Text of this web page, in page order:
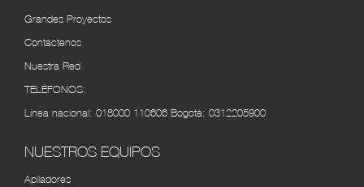
Cra. 7 No. 10 - 52 Autopista internacional, Barrio -
VEHICAFÉ S.A.S PEREIRA
Av. 30 de Agosto #100-112, Pereira, Risaralda,
(2) 4422610
Grandes Proyectos
Contáctenos
Nuestra Red
TELÉFONOS:
Línea nacional: 018000 110606 Bogotá: 0312205900
NUESTROS EQUIPOS
Apiladores